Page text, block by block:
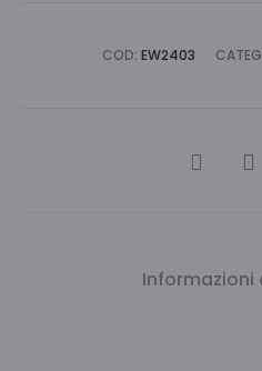
COD: EW2403
CONDIVIDI